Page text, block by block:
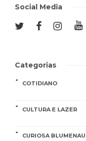
Social Media
Categorias
COTIDIANO
CULTURA E LAZER
CURIOSA BLUMENAU